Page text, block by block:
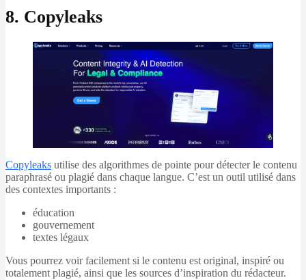
8. Copyleaks
Copyleaks utilise des algorithmes de pointe pour détecter le contenu
paraphrasé ou plagié dans chaque langue. C’est un outil utilisé dans
des contextes importants :
éducation
gouvernement
textes légaux
Vous pourrez voir facilement si le contenu est original, inspiré ou
totalement plagié, ainsi que les sources d’inspiration du rédacteur.